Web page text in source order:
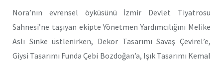
Nora’nın evrensel öyküsünü İzmir Devlet Tiyatrosu
Sahnesi’ne taşıyan ekipte Yönetmen Yardımcılığını Melike
Aslı Sınke üstlenirken, Dekor Tasarımı Savaş Çevirel’e,
Giysi Tasarımı Funda Çebi Bozdoğan’a, Işık Tasarımı Kemal